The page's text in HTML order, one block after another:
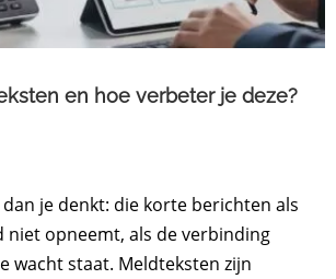
en hoe verbeter je deze?
dan je denkt: die korte berichten als
niet opneemt, als de verbinding
wacht staat. Meldteksten zijn